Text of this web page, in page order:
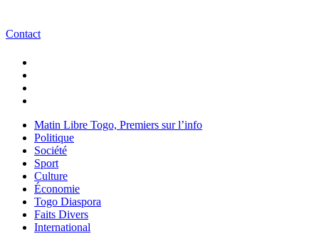
Contact
Matin Libre Togo, Premiers sur l’info
Politique
Société
Sport
Culture
Économie
Togo Diaspora
Faits Divers
International